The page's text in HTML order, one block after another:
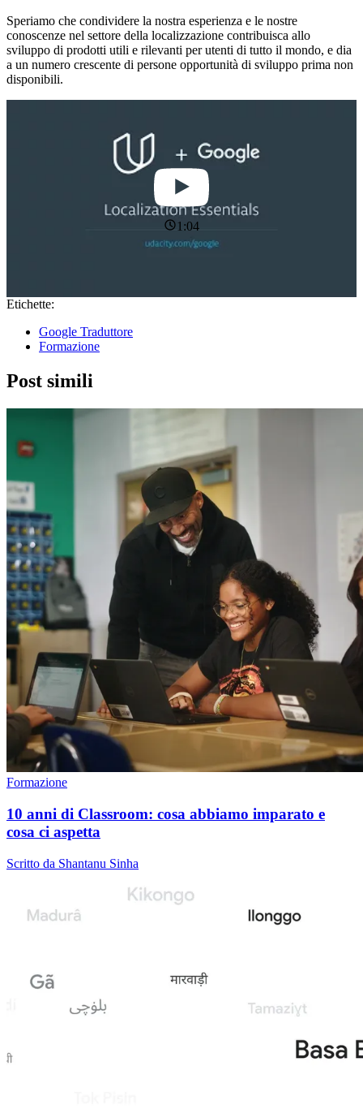
Speriamo che condividere la nostra esperienza e le nostre
conoscenze nel settore della localizzazione contribuisca allo
sviluppo di prodotti utili e rilevanti per utenti di tutto il mondo, e dia
a un numero crescente di persone opportunità di sviluppo prima non
disponibili.
1:04
Etichette:
Google Traduttore
Formazione
Post simili
Formazione
10 anni di Classroom: cosa abbiamo imparato e
cosa ci aspetta
Scritto da Shantanu Sinha